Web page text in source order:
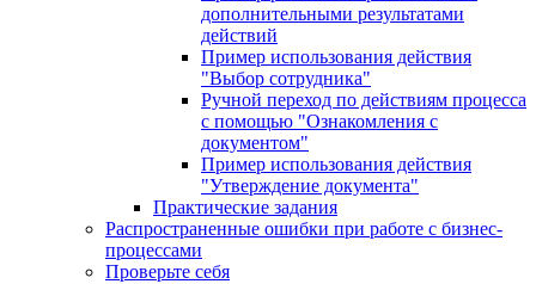
дополнительными результатами
действий
Пример использования действия
"Выбор сотрудника"
Ручной переход по действиям процесса
с помощью "Ознакомления с
документом"
Пример использования действия
"Утверждение документа"
Практические задания
Распространенные ошибки при работе с бизнес-
процессами
Проверьте себя